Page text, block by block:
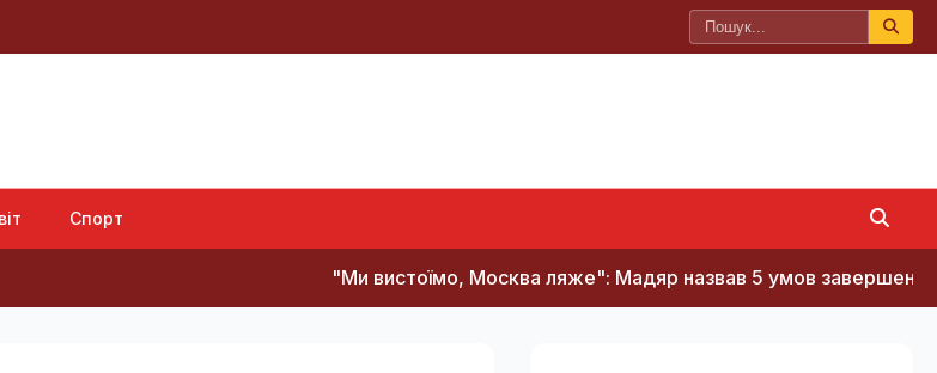
Спорт
"Ми вистоїмо, Москва ляже": Мадяр назвав 5 умов завершення війни